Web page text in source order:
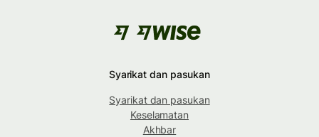
Syarikat dan pasukan
Syarikat dan pasukan
Keselamatan
Akhbar